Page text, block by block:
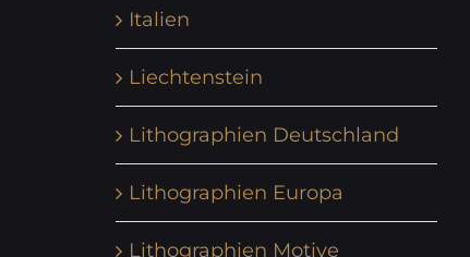
Italien
Liechtenstein
Lithographien Deutschland
Lithographien Europa
Lithographien Motive